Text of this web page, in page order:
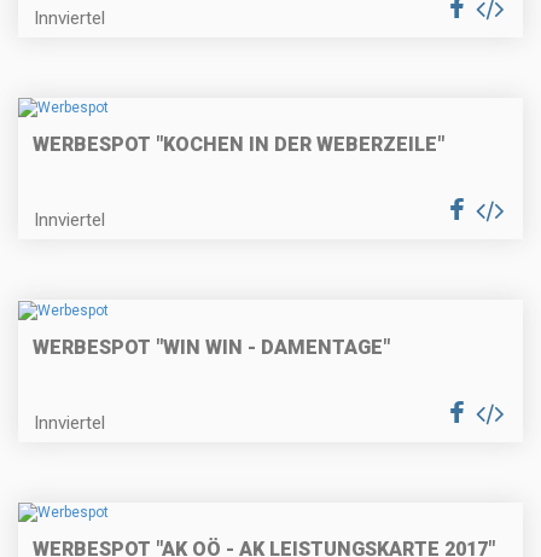
Innviertel
WERBESPOT "KOCHEN IN DER WEBERZEILE"
Innviertel
WERBESPOT "WIN WIN - DAMENTAGE"
Innviertel
WERBESPOT "AK OÖ - AK LEISTUNGSKARTE 2017"